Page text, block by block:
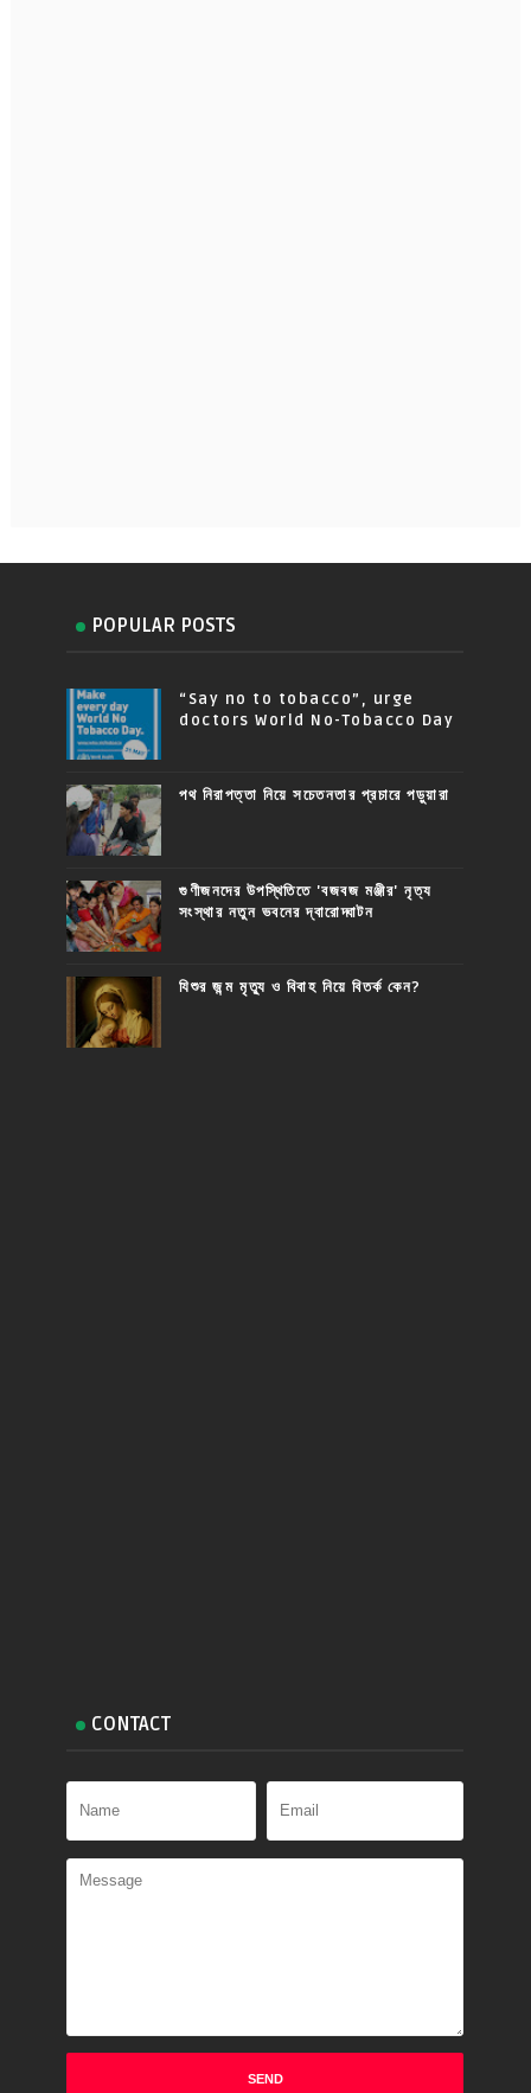
POPULAR POSTS
“Say no to tobacco”, urge
doctors World No-Tobacco Day
পথ নিরাপত্তা নিয়ে সচেতনতার প্রচারে পড়ুয়ারা
গুণীজনদের উপস্থিতিতে 'বজবজ মঞ্জীর' নৃত্য
সংস্থার নতুন ভবনের দ্বারোদ্ঘাটন
যিশুর জন্ম মৃত্যু ও বিবাহ নিয়ে বিতর্ক কেন?
CONTACT